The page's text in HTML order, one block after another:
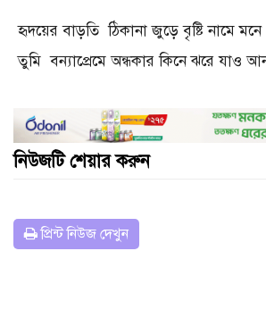
হৃদয়ের বাড়তি ঠিকানা জুড়ে বৃষ্টি নামে মনে
তুমি বন্যাপ্রেমে অন্ধকার কিনে ঝরে যাও
নিউজটি শেয়ার করুন
প্রিন্ট নিউজ দেখুন